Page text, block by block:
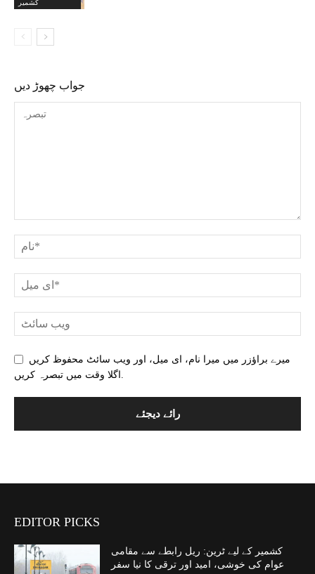
کشمیر
جواب چھوڑ دیں
میرے براؤزر میں میرا نام، ای میل، اور ویب سائٹ محفوظ کریں
EDITOR PICKS
کشمیر کے لیے ٹرین: ریل رابطے سے مقامی
عوام کی خوشی، امید اور ترقی کا نیا سفر